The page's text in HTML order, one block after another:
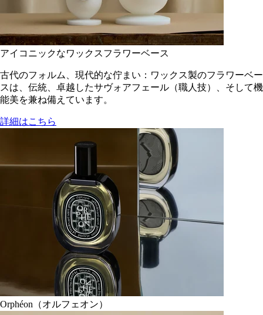
アイコニックなワックスフラワーベース
古代のフォルム、現代的な佇まい：ワックス製のフラワーベー
スは、伝統、卓越したサヴォアフェール（職人技）、そして機
能美を兼ね備えています。
詳細はこちら
Orphéon（オルフェオン）